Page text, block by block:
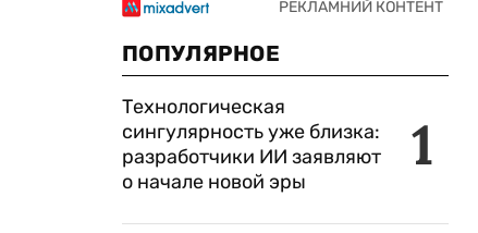
ПОПУЛЯРНОЕ
1
Технологическая
сингулярность уже близка:
разработчики ИИ заявляют
о начале новой эры